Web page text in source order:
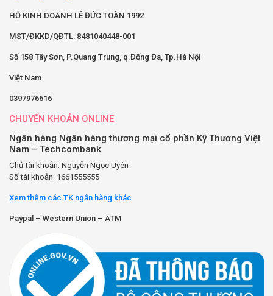
HỘ KINH DOANH LÊ ĐỨC TOÀN 1992
MST/ĐKKD/QĐTL: 8481040448-001
Số 158 Tây Sơn, P.Quang Trung, q.Đống Đa, Tp.Hà Nội
Việt Nam
0397976616
CHUYỂN KHOẢN ONLINE
Ngân hàng Ngân hàng thương mại cổ phần Kỹ Thương Việt
Nam – Techcombank
Chủ tài khoản: Nguyễn Ngọc Uyên
Số tài khoản: 1661555555
Xem thêm các TK ngân hàng khác
Paypal – Western Union – ATM